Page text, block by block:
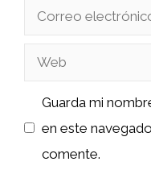
Correo
Web
Guarda mi
en este
comente.